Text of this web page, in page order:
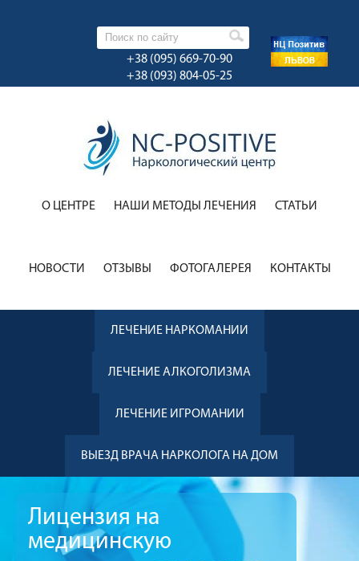
+38 (095) 669-70-90
+38 (093) 804-05-25
О ЦЕНТРЕ НАШИ МЕТОДЫ ЛЕЧЕНИЯ CТАТЬИ
НОВОСТИ ОТЗЫВЫ ФОТОГАЛЕРЕЯ КОНТАКТЫ
ЛЕЧЕНИЕ НАРКОМАНИИ
ЛЕЧЕНИЕ АЛКОГОЛИЗМА
ЛЕЧЕНИЕ ИГРОМАНИИ
ВЫЕЗД ВРАЧА НАРКОЛОГА НА ДОМ
Лицензия на
медицинскую